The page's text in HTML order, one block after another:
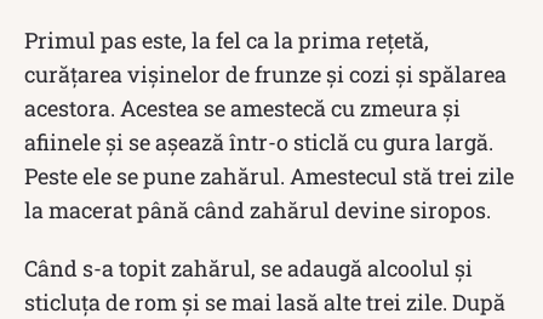
Primul pas este, la fel ca la prima rețetă,
curățarea vișinelor de frunze și cozi și spălarea
acestora. Acestea se amestecă cu zmeura și
afiinele și se așează într-o sticlă cu gura largă.
Peste ele se pune zahărul. Amestecul stă trei zile
la macerat până când zahărul devine siropos.
Când s-a topit zahărul, se adaugă alcoolul și
sticluța de rom și se mai lasă alte trei zile. După